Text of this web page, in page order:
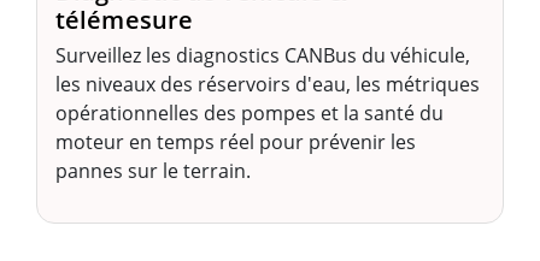
télémesure
Surveillez les diagnostics CANBus du véhicule,
les niveaux des réservoirs d'eau, les métriques
opérationnelles des pompes et la santé du
moteur en temps réel pour prévenir les
pannes sur le terrain.